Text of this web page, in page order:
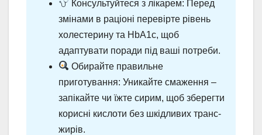
Консультуйтеся з лікарем: Перед
змінами в раціоні перевірте рівень
холестерину та HbA1c, щоб
адаптувати поради під ваші потреби.
Обирайте правильне
приготування: Уникайте смаження –
запікайте чи їжте сирим, щоб зберегти
корисні кислоти без шкідливих транс-
жирів.